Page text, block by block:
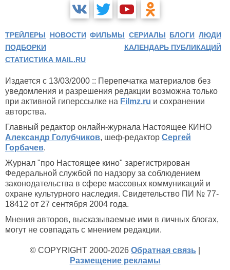
ТРЕЙЛЕРЫ НОВОСТИ ФИЛЬМЫ СЕРИАЛЫ БЛОГИ ЛЮДИ
ПОДБОРКИ
КАЛЕНДАРЬ ПУБЛИКАЦИЙ
СТАТИСТИКА MAIL.RU
Издается с 13/03/2000 :: Перепечатка материалов без
уведомления и разрешения редакции возможна только
при активной гиперссылке на Filmz.ru и сохранении
авторства.
Главный редактор онлайн-журнала Настоящее КИНО
Александр Голубчиков, шеф-редактор Сергей
Горбачев.
Журнал "про Настоящее кино" зарегистрирован
Федеральной службой по надзору за соблюдением
законодательства в сфере массовых коммуникаций и
охране культурного наследия. Свидетельство ПИ № 77-
18412 от 27 сентября 2004 года.
Мнения авторов, высказываемые ими в личных блогах,
могут не совпадать с мнением редакции.
© COPYRIGHT 2000-2026 Обратная связь
Размещение рекламы